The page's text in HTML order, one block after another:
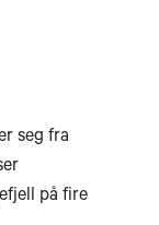
seg fra
på fire